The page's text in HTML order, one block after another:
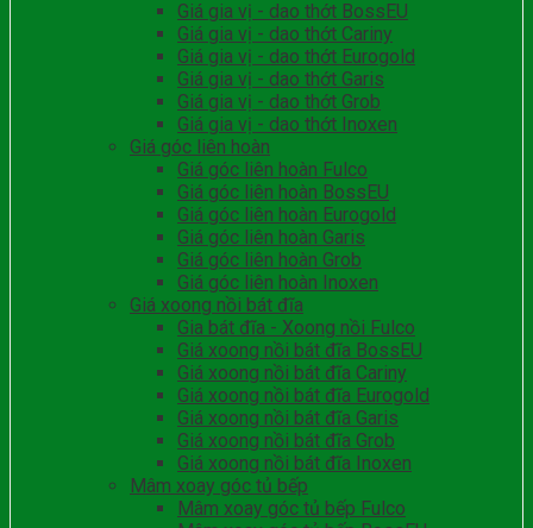
Giá gia vị - dao thớt BossEU
Giá gia vị - dao thớt Cariny
Giá gia vị - dao thớt Eurogold
Giá gia vị - dao thớt Garis
Giá gia vị - dao thớt Grob
Giá gia vị - dao thớt Inoxen
Giá góc liên hoàn
Giá góc liên hoàn Fulco
Giá góc liên hoàn BossEU
Giá góc liên hoàn Eurogold
Giá góc liên hoàn Garis
Giá góc liên hoàn Grob
Giá góc liên hoàn Inoxen
Giá xoong nồi bát đĩa
Gia bát đĩa - Xoong nồi Fulco
Giá xoong nồi bát đĩa BossEU
Giá xoong nồi bát đĩa Cariny
Giá xoong nồi bát đĩa Eurogold
Giá xoong nồi bát đĩa Garis
Giá xoong nồi bát đĩa Grob
Giá xoong nồi bát đĩa Inoxen
Mâm xoay góc tủ bếp
Mâm xoay góc tủ bếp Fulco